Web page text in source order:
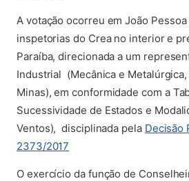
A votação ocorreu em João
inspetorias do Crea no interior e
Paraíba, direcionada a um
Industrial (Mecânica e
Minas), em conformidade com a
Sucessividade de Estados e
Ventos), disciplinada pela Decisão
2373/2017
O exercício da função de